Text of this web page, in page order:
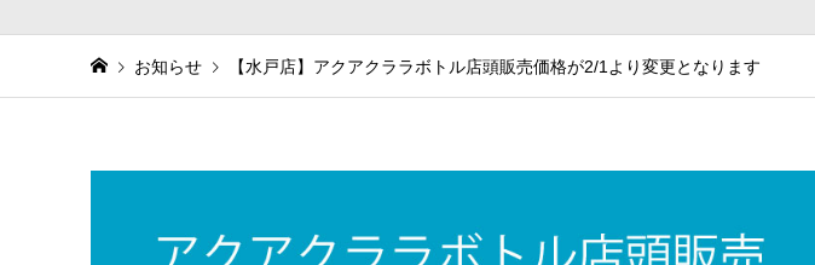
お知らせ 【水戸店】アクアクララボトル店頭販売価格が2/1より変更となります